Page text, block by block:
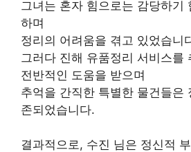
그녀는 혼자 힘으로는 감당하기
하며
정리의 어려움을 겪고 있었습니
그러다 진해 유품정리 서비스를
전반적인 도움을 받으며
추억을 간직한 특별한 물건들은
존되었습니다.
결과적으로, 수진 님은 정신적